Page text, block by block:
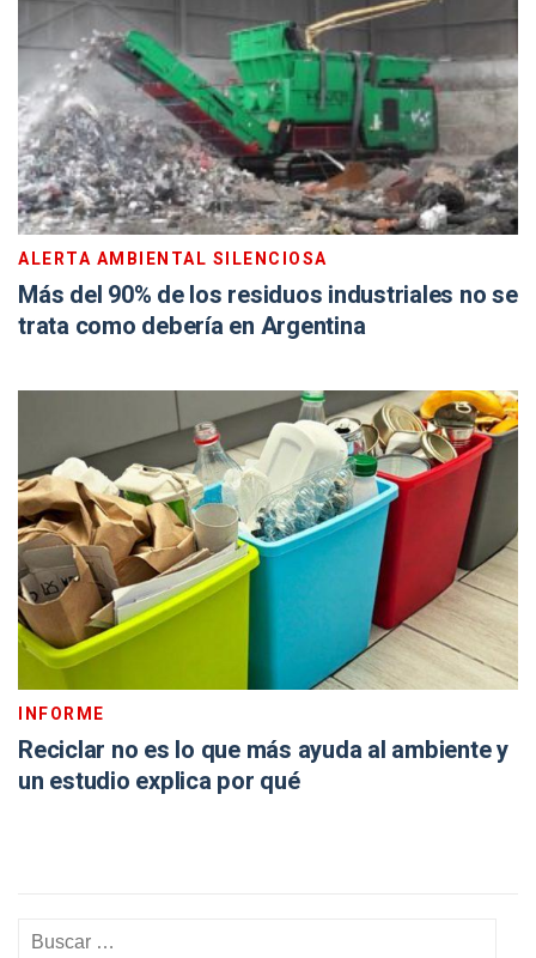
ALERTA AMBIENTAL SILENCIOSA
Más del 90% de los residuos industriales no se
trata como debería en Argentina
INFORME
Reciclar no es lo que más ayuda al ambiente y
un estudio explica por qué